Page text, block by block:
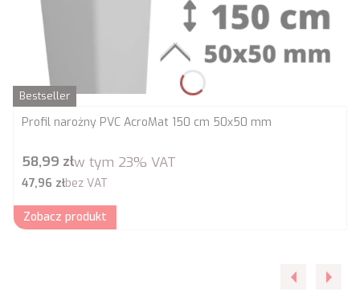
Bestseller
Profil narożny PVC AcroMat 150 cm 50x50 mm
Cena brutto
58,99 złw tym 23% VAT
Cena netto
47,96 złbez VAT
Zobacz produkt